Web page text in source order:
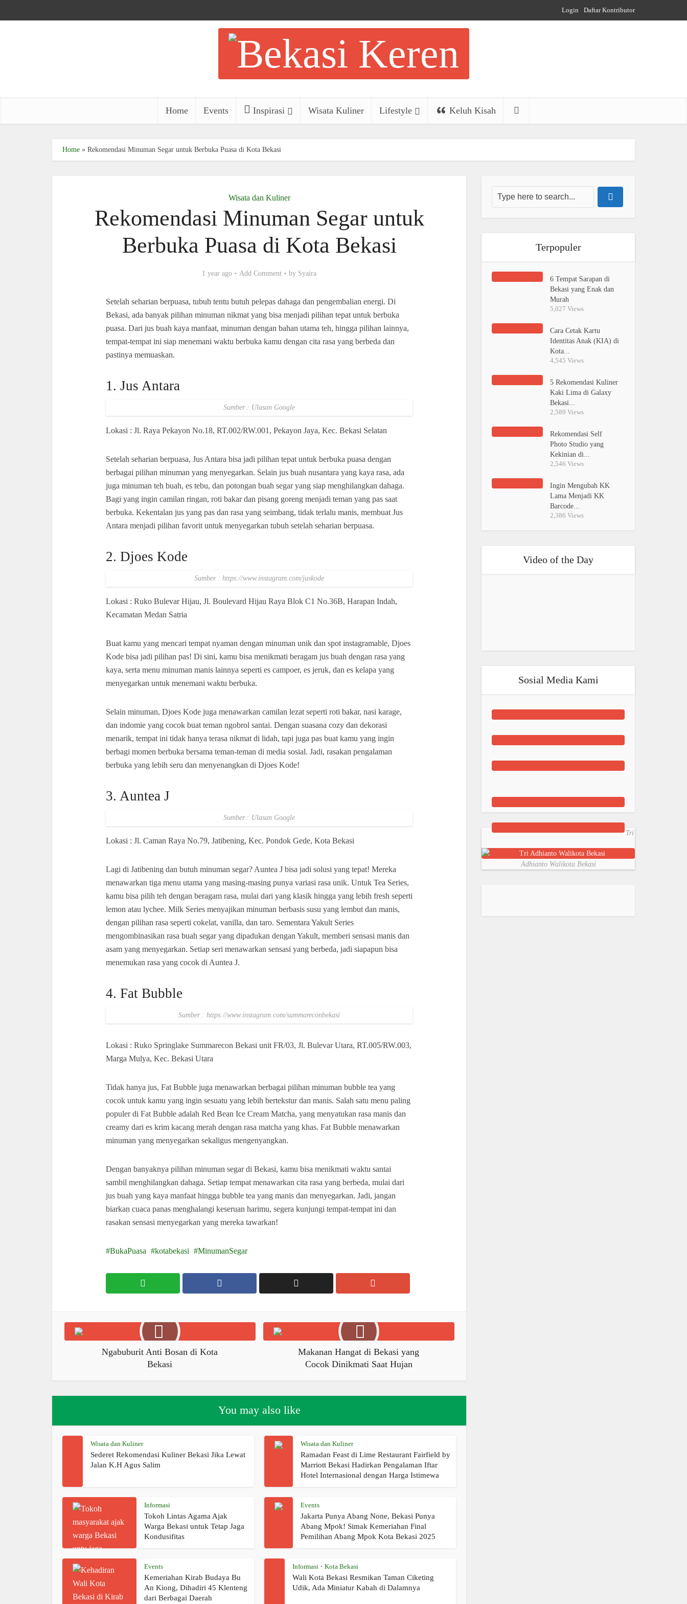
Login Daftar Kontributor
Home Events Inspirasi Wisata Kuliner Lifestyle Keluh Kisah
Home » Rekomendasi Minuman Segar untuk Berbuka Puasa di Kota Bekasi
Wisata dan Kuliner
Rekomendasi Minuman Segar untuk
Berbuka Puasa di Kota Bekasi
1 year ago Add Comment by Syaira
Setelah seharian berpuasa, tubuh tentu butuh pelepas dahaga dan pengembalian energi. Di
Bekasi, ada banyak pilihan minuman nikmat yang bisa menjadi pilihan tepat untuk berbuka
puasa. Dari jus buah kaya manfaat, minuman dengan bahan utama teh, hingga pilihan lainnya,
tempat-tempat ini siap menemani waktu berbuka kamu dengan cita rasa yang berbeda dan
pastinya memuaskan.
1. Jus Antara
Sumber : Ulasan Google
Lokasi : Jl. Raya Pekayon No.18, RT.002/RW.001, Pekayon Jaya, Kec. Bekasi Selatan
Setelah seharian berpuasa, Jus Antara bisa jadi pilihan tepat untuk berbuka puasa dengan
berbagai pilihan minuman yang menyegarkan. Selain jus buah nusantara yang kaya rasa, ada
juga minuman teh buah, es tebu, dan potongan buah segar yang siap menghilangkan dahaga.
Bagi yang ingin camilan ringan, roti bakar dan pisang goreng menjadi teman yang pas saat
berbuka. Kekentalan jus yang pas dan rasa yang seimbang, tidak terlalu manis, membuat Jus
Antara menjadi pilihan favorit untuk menyegarkan tubuh setelah seharian berpuasa.
2. Djoes Kode
Sumber : https://www.instagram.com/juskode
Lokasi : Ruko Bulevar Hijau, Jl. Boulevard Hijau Raya Blok C1 No.36B, Harapan Indah,
Kecamatan Medan Satria
Buat kamu yang mencari tempat nyaman dengan minuman unik dan spot instagramable, Djoes
Kode bisa jadi pilihan pas! Di sini, kamu bisa menikmati beragam jus buah dengan rasa yang
kaya, serta menu minuman manis lainnya seperti es campoer, es jeruk, dan es kelapa yang
menyegarkan untuk menemani waktu berbuka.
Selain minuman, Djoes Kode juga menawarkan camilan lezat seperti roti bakar, nasi karage,
dan indomie yang cocok buat teman ngobrol santai. Dengan suasana cozy dan dekorasi
menarik, tempat ini tidak hanya terasa nikmat di lidah, tapi juga pas buat kamu yang ingin
berbagi momen berbuka bersama teman-teman di media sosial. Jadi, rasakan pengalaman
berbuka yang lebih seru dan menyenangkan di Djoes Kode!
3. Auntea J
Sumber : Ulasan Google
Lokasi : Jl. Caman Raya No.79, Jatibening, Kec. Pondok Gede, Kota Bekasi
Lagi di Jatibening dan butuh minuman segar? Auntea J bisa jadi solusi yang tepat! Mereka
menawarkan tiga menu utama yang masing-masing punya variasi rasa unik. Untuk Tea Series,
kamu bisa pilih teh dengan beragam rasa, mulai dari yang klasik hingga yang lebih fresh seperti
lemon atau lychee. Milk Series menyajikan minuman berbasis susu yang lembut dan manis,
dengan pilihan rasa seperti cokelat, vanilla, dan taro. Sementara Yakult Series
mengombinasikan rasa buah segar yang dipadukan dengan Yakult, memberi sensasi manis dan
asam yang menyegarkan. Setiap seri menawarkan sensasi yang berbeda, jadi siapapun bisa
menemukan rasa yang cocok di Auntea J.
4. Fat Bubble
Sumber : https://www.instagram.com/summareconbekasi
Lokasi : Ruko Springlake Summarecon Bekasi unit FR/03, Jl. Bulevar Utara, RT.005/RW.003,
Marga Mulya, Kec. Bekasi Utara
Tidak hanya jus, Fat Bubble juga menawarkan berbagai pilihan minuman bubble tea yang
cocok untuk kamu yang ingin sesuatu yang lebih bertekstur dan manis. Salah satu menu paling
populer di Fat Bubble adalah Red Bean Ice Cream Matcha, yang menyatukan rasa manis dan
creamy dari es krim kacang merah dengan rasa matcha yang khas. Fat Bubble menawarkan
minuman yang menyegarkan sekaligus mengenyangkan.
Dengan banyaknya pilihan minuman segar di Bekasi, kamu bisa menikmati waktu santai
sambil menghilangkan dahaga. Setiap tempat menawarkan cita rasa yang berbeda, mulai dari
jus buah yang kaya manfaat hingga bubble tea yang manis dan menyegarkan. Jadi, jangan
biarkan cuaca panas menghalangi keseruan harimu, segera kunjungi tempat-tempat ini dan
rasakan sensasi menyegarkan yang mereka tawarkan!
BukaPuasa kotabekasi MinumanSegar
Ngabuburit Anti Bosan di Kota
Bekasi
Makanan Hangat di Bekasi yang
Cocok Dinikmati Saat Hujan
You may also like
Wisata dan Kuliner
Sederet Rekomendasi Kuliner Bekasi Jika Lewat
Jalan K.H Agus Salim
Wisata dan Kuliner
Ramadan Feast di Lime Restaurant Fairfield by
Marriott Bekasi Hadirkan Pengalaman Iftar
Hotel Internasional dengan Harga Istimewa
Informasi
Tokoh Lintas Agama Ajak
Warga Bekasi untuk Tetap Jaga
Kondusifitas
Events
Jakarta Punya Abang None, Bekasi Punya
Abang Mpok! Simak Kemeriahan Final
Pemilihan Abang Mpok Kota Bekasi 2025
Events
Kemeriahan Kirab Budaya Bu
An Kiong, Dihadiri 45 Klenteng
dari Berbagai Daerah
Informasi • Kota Bekasi
Wali Kota Bekasi Resmikan Taman Ciketing
Udik, Ada Miniatur Kabah di Dalamnya
Terpopuler
6 Tempat Sarapan di
Bekasi yang Enak dan
Murah
5,027 Views
Cara Cetak Kartu
Identitas Anak (KIA) di
Kota...
4,545 Views
5 Rekomendasi Kuliner
Kaki Lima di Galaxy
Bekasi...
2,589 Views
Rekomendasi Self
Photo Studio yang
Kekinian di...
2,546 Views
Ingin Mengubah KK
Lama Menjadi KK
Barcode...
2,386 Views
Video of the Day
Sosial Media Kami
Tri
Adhianto Walikota Bekasi